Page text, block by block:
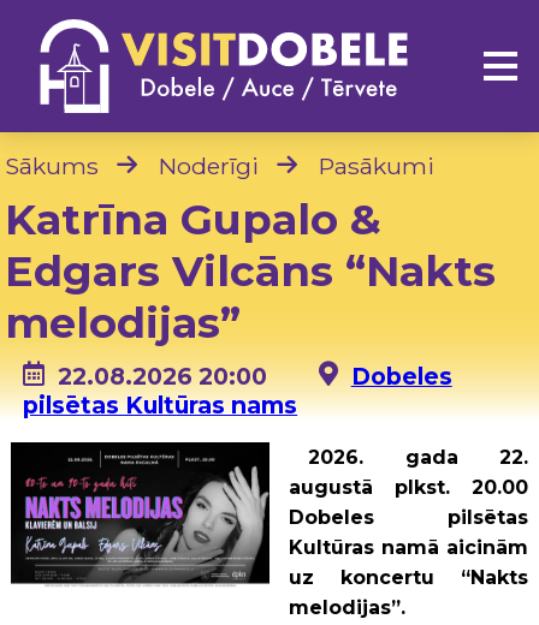
Sākums Noderīgi Pasākumi
Katrīna Gupalo &
Edgars Vilcāns “Nakts
melodijas”
22.08.2026 20:00
Dobeles
pilsētas Kultūras nams
2026. gada 22.
augustā plkst. 20.00
Dobeles pilsētas
Kultūras namā aicinām
uz koncertu “Nakts
melodijas”.